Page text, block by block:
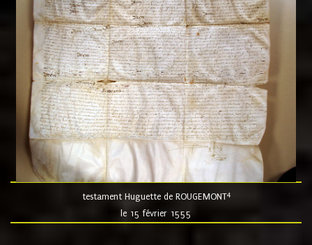
testament Huguette de ROUGEMONT4
le 15 février 1555